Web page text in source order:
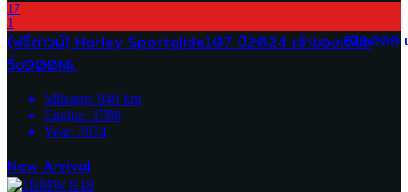
17
1
679,000
(ฟรีดาวน์) Harley Sportglide107 ปี2024 เจ้าของเดียว
วิ่ง900Mi.
Mileage: 940 km
Engine: 1780
Year: 2024
New Arrival